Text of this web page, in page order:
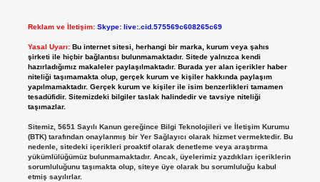
Reklam ve İletişim: Skype: live:.cid.575569c608265c69
Yasal Uyarı: Bu internet sitesi, herhangi bir marka, kurum veya şahıs
şirketi ile hiçbir bağlantısı bulunmamaktadır. Sitede yalnızca kendi
hazırladığımız makaleler paylaşılmaktadır. Burada yer alan içerikler haber
niteliği taşımamakta olup, gerçek kurum ve kişiler hakkında paylaşım
yapılmamaktadır. Gerçek kurum ve kişiler ile isim benzerlikleri tamamen
tesadüfidir. Sitemizdeki bilgiler taslak halindedir ve tavsiye niteliği
taşımazlar.
Sitemiz, 5651 Sayılı Kanun gereğince Bilgi Teknolojileri ve İletişim Kurumu
(BTK) tarafından onaylanmış bir Yer Sağlayıcı olarak hizmet vermektedir. Bu
nedenle, sitedeki içerikleri proaktif olarak denetleme veya araştırma
yükümlülüğümüz bulunmamaktadır. Ancak, üyelerimiz yazdıkları içeriklerin
sorumluluğunu taşımakta olup, siteye üye olarak bu sorumluluğu kabul
etmiş sayılırlar.